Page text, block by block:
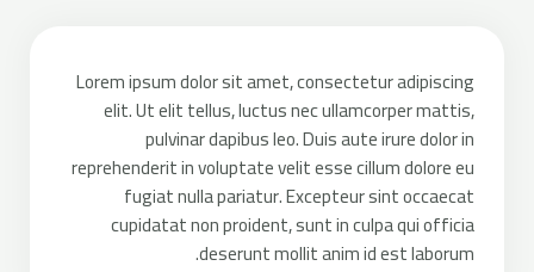
Lorem ipsum dolor sit amet, consectetur adipiscing
elit. Ut elit tellus, luctus nec ullamcorper mattis,
pulvinar dapibus leo. Duis aute irure dolor in
reprehenderit in voluptate velit esse cillum dolore eu
fugiat nulla pariatur. Excepteur sint occaecat
cupidatat non proident, sunt in culpa qui officia
deserunt mollit anim id est laborum.